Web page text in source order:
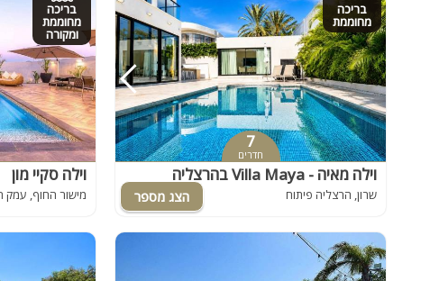
בריכה
מחוממת
7
חדרים
וילה מאיה - Villa Maya בהרצליה
שרון, הרצליה פיתוח
בריכה
מחוממת
ומקורה
וילה סקיי מון
מישור החוף, עמק